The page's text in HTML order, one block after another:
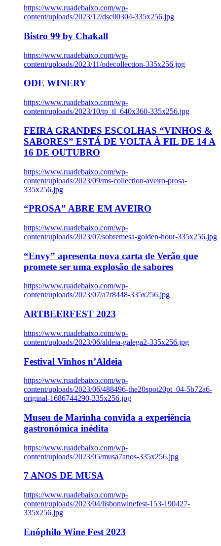
https://www.ruadebaixo.com/wp-
content/uploads/2023/12/dsc00304-335x256.jpg
Bistro 99 by Chakall
https://www.ruadebaixo.com/wp-
content/uploads/2023/11/odecollection-335x256.jpg
ODE WINERY
https://www.ruadebaixo.com/wp-
content/uploads/2023/10/tp_tl_640x360-335x256.jpg
FEIRA GRANDES ESCOLHAS “VINHOS &
SABORES” ESTÁ DE VOLTA À FIL DE 14 A
16 DE OUTUBRO
https://www.ruadebaixo.com/wp-
content/uploads/2023/09/ms-collection-aveiro-prosa-
335x256.jpg
“PROSA” ABRE EM AVEIRO
https://www.ruadebaixo.com/wp-
content/uploads/2023/07/sobremesa-golden-hour-335x256.jpg
“Envy” apresenta nova carta de Verão que
promete ser uma explosão de sabores
https://www.ruadebaixo.com/wp-
content/uploads/2023/07/a7r8448-335x256.jpg
ARTBEERFEST 2023
https://www.ruadebaixo.com/wp-
content/uploads/2023/06/aldeia-galega2-335x256.jpg
Festival Vinhos n’Aldeia
https://www.ruadebaixo.com/wp-
content/uploads/2023/06/488496-the20spot20pt_04-5b72a6-
original-1686744290-335x256.jpg
Museu de Marinha convida a experiência
gastronómica inédita
https://www.ruadebaixo.com/wp-
content/uploads/2023/05/musa7anos-335x256.jpg
7 ANOS DE MUSA
https://www.ruadebaixo.com/wp-
content/uploads/2023/04/lisbonwinefest-153-190427-
335x256.jpg
Enóphilo Wine Fest 2023